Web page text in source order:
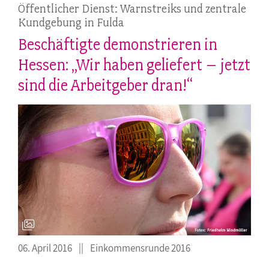
Öffentlicher Dienst: Warnstreiks und zentrale
Kundgebung in Fulda
Beschäftigte demonstrieren in
Hessen: „Wir haben geliefert – jetzt
sind die Arbeitgeber dran!“
06. April 2016 Einkommensrunde 2016